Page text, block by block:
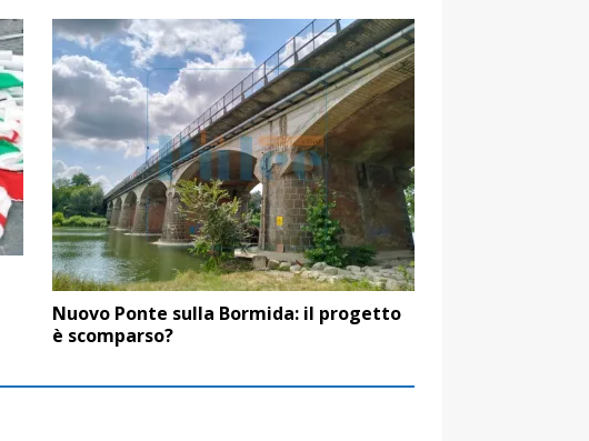
Nuovo Ponte sulla Bormida: il progetto
è scomparso?